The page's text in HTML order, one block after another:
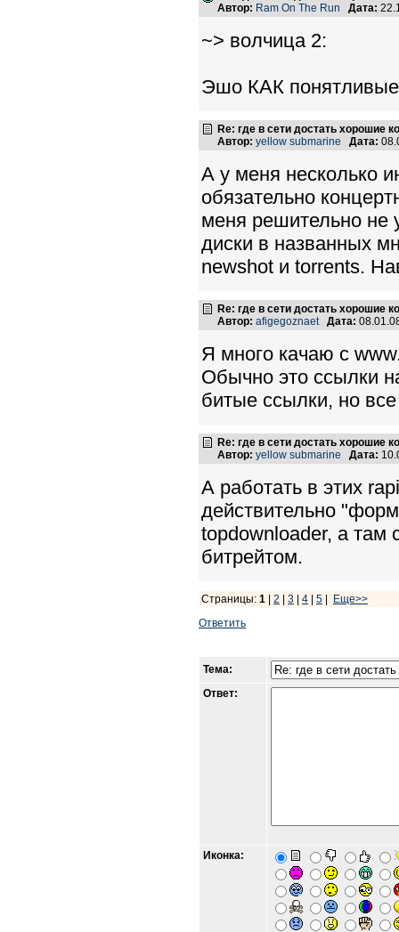
Автор: Ram On The Run Дата:
~> волчица 2:
Эшо КАК
Re: где в сети достать хорошие
Автор: yellow submarine Дата:
А у меня несколько
обязательно
меня решительно не
диски в названных
newshot и torrents.
Re: где в сети достать хорошие
Автор: afigegoznaet Дата:
Я много качаю с
Обычно это ссылки
битые ссылки, но
Re: где в сети достать хорошие
Автор: yellow submarine Дата:
А работать в этих
действительно
topdownloader, а там
битрейтом.
Страницы: 1 2 3 4 5
Еще>>
Ответить
Тема:
Ответ:
Иконка: